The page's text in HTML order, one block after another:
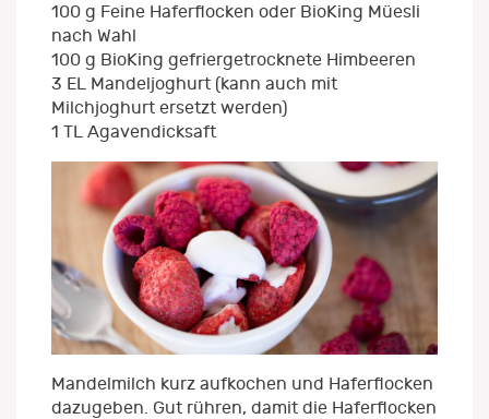
100 g Feine Haferflocken oder BioKing Müesli
nach Wahl
100 g BioKing gefriergetrocknete Himbeeren
3 EL Mandeljoghurt (kann auch mit
Milchjoghurt ersetzt werden)
1 TL Agavendicksaft
Mandelmilch kurz aufkochen und Haferflocken
dazugeben. Gut rühren, damit die Haferflocken